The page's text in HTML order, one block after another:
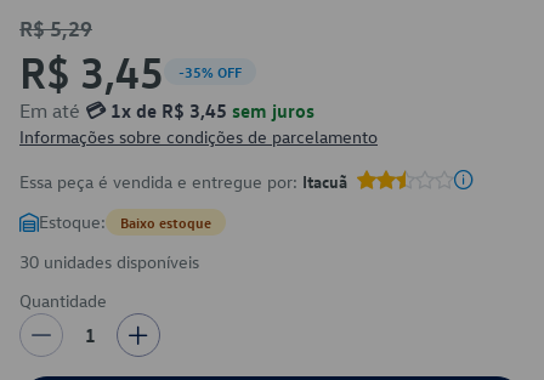
R$ 5,29
R$ 3,45 -35% OFF
Em até 💳 1x de R$ 3,45 sem juros
Informações sobre condições de parcelamento
Essa peça é vendida e entregue por: Itacuã
Estoque: Baixo estoque
30 unidades disponíveis
Quantidade
1